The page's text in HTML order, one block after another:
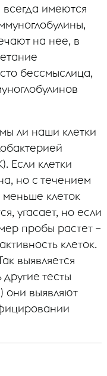
всегда имеются
на нее, в
бессмыслица,
ли наши клетки
Если клетки
но с течением
клеток
угасает, но если
пробы растет –
клеток.
выявляется
тесты
они выявляют